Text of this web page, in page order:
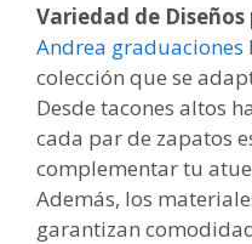
Variedad de
Andrea graduaciones
colección que se
Desde tacones altos
cada par de zapatos
complementar tu
Además, los
garantizan